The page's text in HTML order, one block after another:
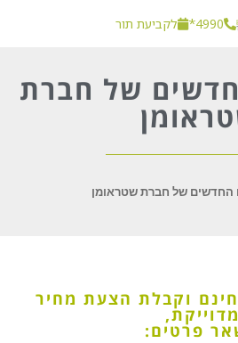
4990* לקביעת תור
של חברת
החדשים של חברת שטראומן
וקבלת הצעת מחיר
מדוייקת,
פרטים: